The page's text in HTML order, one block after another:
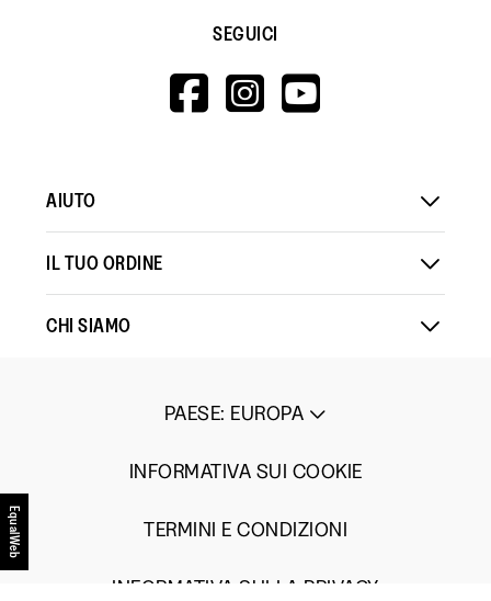
SEGUICI
HTTPS://
HTTPS://
AIUTO
IL TUO ORDINE
CHI SIAMO
PAESE: EUROPA
INFORMATIVA SUI COOKIE
TERMINI E CONDIZIONI
INFORMATIVA SULLA PRIVACY
EqualWeb